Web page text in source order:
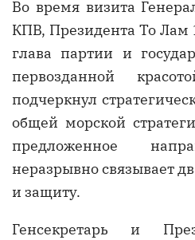
Во время визита
КПВ, Президента То Лам
глава партии и
первозданной
подчеркнул
общей морской
предложенное
неразрывно связывает
и защиту.
Генсекретарь и